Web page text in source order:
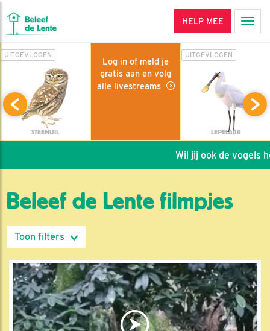
HELP MEE
UITGEVLOGEN
STEENUIL
Log in of meld je
gratis aan en volg
alle livestreams
UITGEVLOGEN
LEPELAAR
Wil jij ook de vogels
Beleef de Lente filmpjes